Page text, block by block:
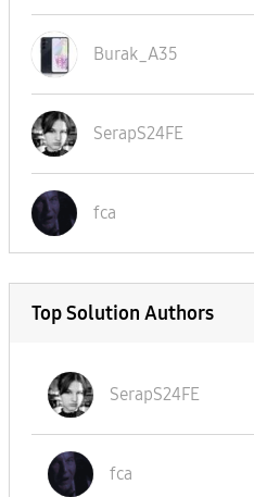
Burak_A35
SerapS24FE
fca
Top Solution Authors
SerapS24FE
fca